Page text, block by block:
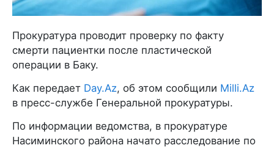
Прокуратура проводит проверку по факту
смерти пациентки после пластической
операции в Баку.
Как передает Day.Az, об этом сообщили Milli.Az
в пресс-службе Генеральной прокуратуры.
По информации ведомства, в прокуратуре
Насиминского района начато расследование по